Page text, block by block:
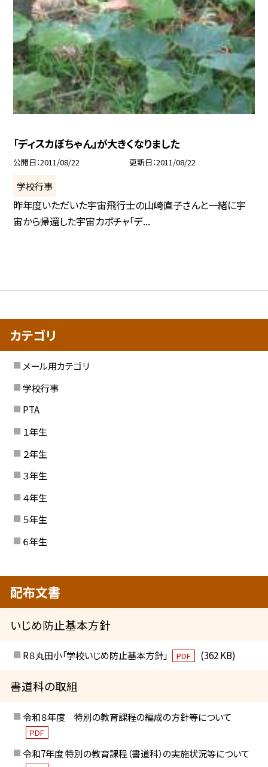
「ディスカぼちゃん」が大きくなりました
公開日 2011/08/22 更新日 2011/08/22
学校行事
昨年度いただいた宇宙飛行士の山崎直子さんと一緒に宇
宙から帰還した宇宙カボチャ「デ...
カテゴリ
メール用カテゴリ
学校行事
PTA
１年生
２年生
３年生
４年生
５年生
６年生
配布文書
いじめ防止基本方針
R８丸田小「学校いじめ防止基本方針」 PDF (362 KB)
書道科の取組
令和８年度 特別の教育課程の編成の方針等について
PDF
令和7年度 特別の教育課程（書道科）の実施状況等について